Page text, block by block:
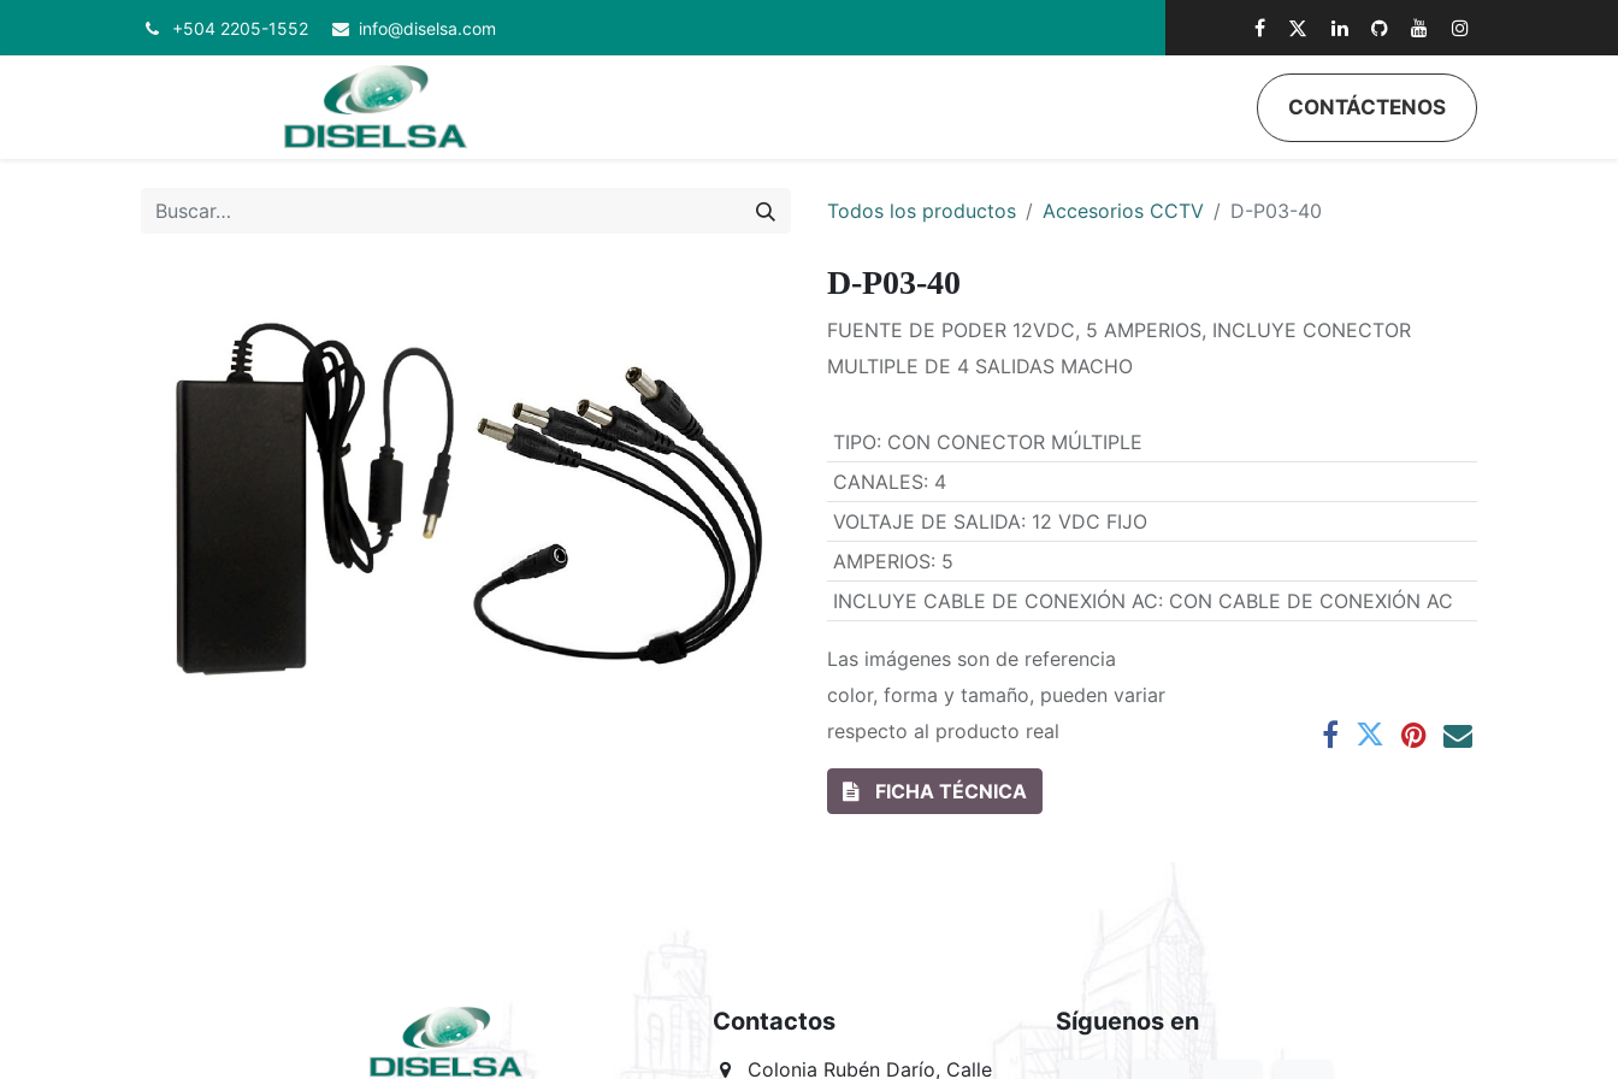
+504 2205-1552 info@diselsa.com
Quiénes Somos Eventos Soporte
CONTÁCTENOS
Todos los productos Accesorios CCTV D-P03-40
D-P03-40
FUENTE DE PODER 12VDC, 5 AMPERIOS, INCLUYE CONECTOR
MULTIPLE DE 4 SALIDAS MACHO
TIPO: CON CONECTOR MÚLTIPLE
CANALES: 4
VOLTAJE DE SALIDA: 12 VDC FIJO
AMPERIOS: 5
INCLUYE CABLE DE CONEXIÓN AC: CON CABLE DE CONEXIÓN AC
Las imágenes son de referencia
color, forma y tamaño, pueden variar
respecto al producto real
FICHA TÉCNICA
Contactos
Colonia Rubén Darío, Calle
Síguenos en